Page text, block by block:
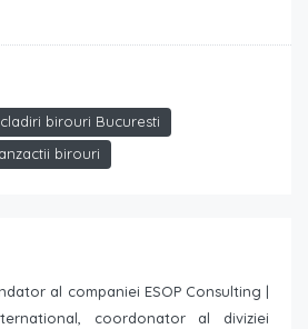
cladiri birouri Bucuresti
birouri
al companiei ESOP Consulting |
coordonator al diviziei